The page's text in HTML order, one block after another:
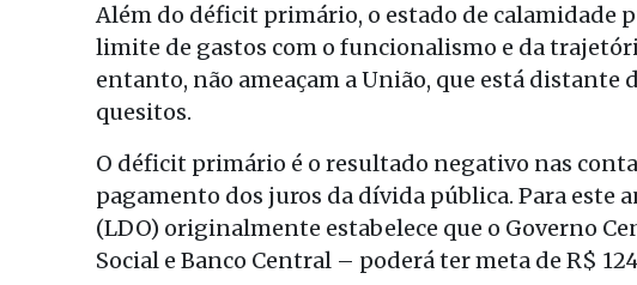
Além do déficit primário, o estado de calamidade
limite de gastos com o funcionalismo e da
entanto, não ameaçam a União, que está distante
quesitos.
O déficit primário é o resultado negativo nas
pagamento dos juros da dívida pública. Para este
(LDO) originalmente estabelece que o Governo
Social e Banco Central – poderá ter meta de R$